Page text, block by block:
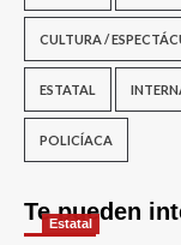
CULTURA /
ESTATAL
POLICÍACA
Te pueden
Estatal